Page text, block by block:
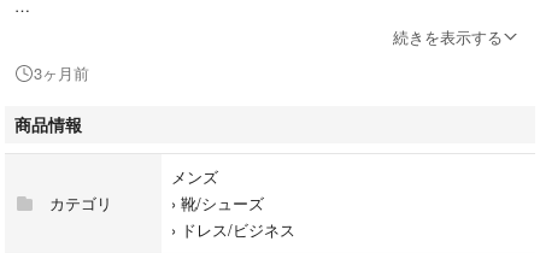
◯新品ですが商品の性質上細かなスレ等ある場合もございます。
素材フェイクレザー
続きを表示する
3ヶ月前
商品情報
カテゴリ
メンズ
› 靴/シューズ
› ドレス/ビジネス